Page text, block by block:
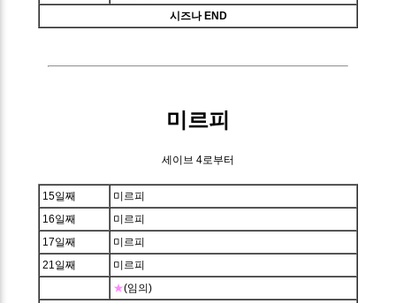
시즈나 END
미르피
세이브 4로부터
15일째
미르피
16일째
미르피
17일째
미르피
21일째
미르피
★(임의)